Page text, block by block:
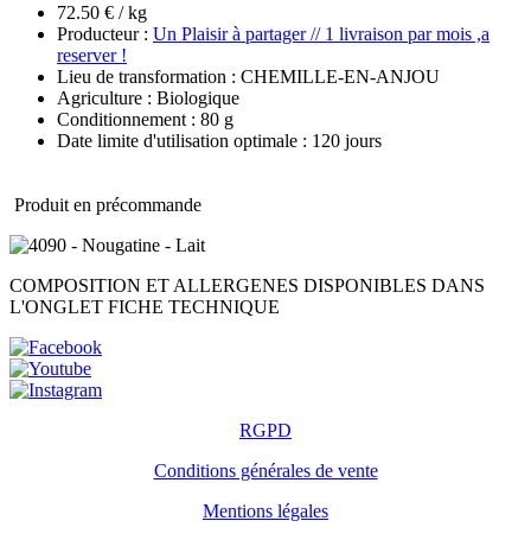
72.50 € / kg
Producteur : Un Plaisir à partager // 1 livraison par mois ,a
reserver !
Lieu de transformation : CHEMILLE-EN-ANJOU
Agriculture : Biologique
Conditionnement : 80 g
Date limite d'utilisation optimale : 120 jours
Produit en précommande
COMPOSITION ET ALLERGENES DISPONIBLES DANS
L'ONGLET FICHE TECHNIQUE
RGPD
Conditions générales de vente
Mentions légales